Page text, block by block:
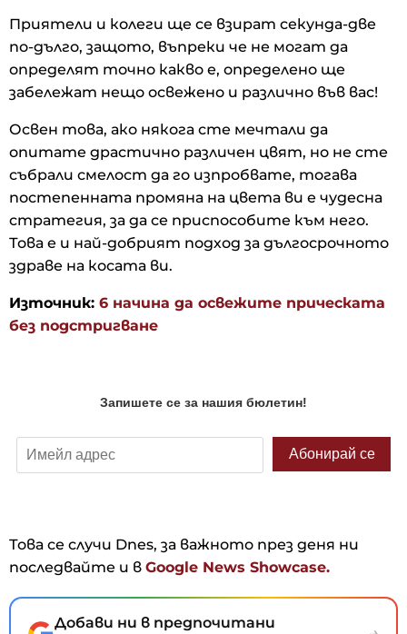
Приятели и колеги ще се взират секунда-две
по-дълго, защото, въпреки че не могат да
определят точно какво е, определено ще
забележат нещо освежено и различно във вас!
Освен това, ако някога сте мечтали да
опитате драстично различен цвят, но не сте
събрали смелост да го изпробвате, тогава
постепенната промяна на цвета ви е чудесна
стратегия, за да се приспособите към него.
Това е и най-добрият подход за дългосрочното
здраве на косата ви.
Източник: 6 начина да освежите прическата
без подстригване
Това се случи Dnes, за важното през деня ни
последвайте и в Google News Showcase.
Добави ни в предпочитани